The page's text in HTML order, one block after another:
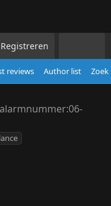
Alle katten
Registreren
reviews Author list